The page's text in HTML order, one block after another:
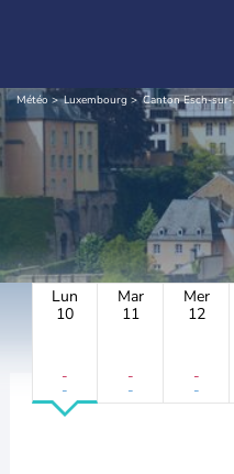
Météo Luxembourg Canton Esch-
Lun
10
-
-
Mar
11
-
-
Mer
12
-
-